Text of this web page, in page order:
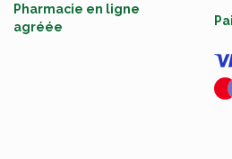
Pharmacie en ligne
agréée